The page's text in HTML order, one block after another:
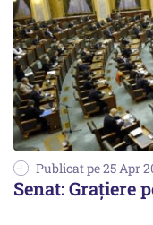
Publicat pe 25 Apr
Senat: Grațiere